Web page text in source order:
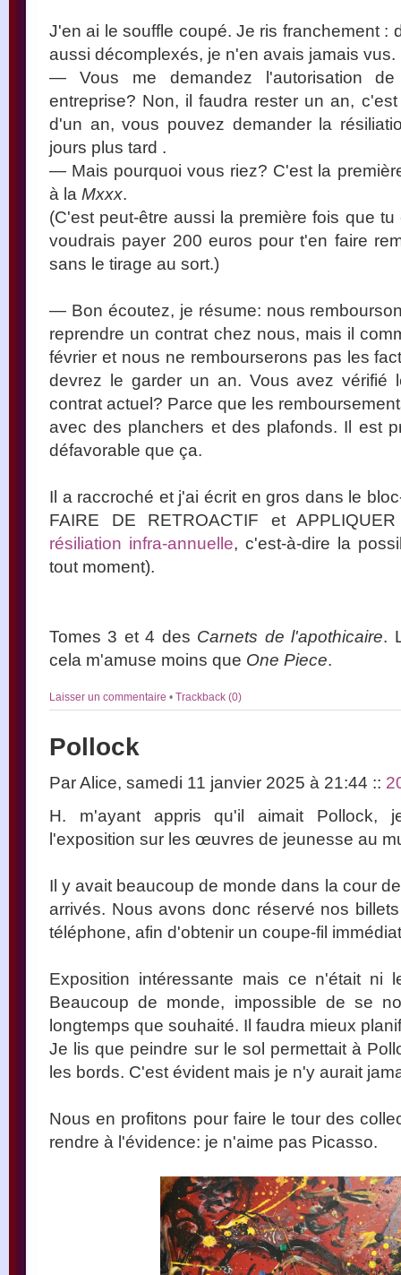
J'en ai le souffle coupé. Je ris franchement :
aussi décomplexés, je n'en avais jamais vus.
— Vous me demandez l'autorisation
entreprise? Non, il faudra rester un an,
d'un an, vous pouvez demander la
jours plus tard .
— Mais pourquoi vous riez? C'est la
à la Mxxx.
(C'est peut-être aussi la première fois que
voudrais payer 200 euros pour t'en faire
sans le tirage au sort.)
— Bon écoutez, je résume: nous
reprendre un contrat chez nous, mais il
février et nous ne rembourserons pas les
devrez le garder un an. Vous avez vérifié
contrat actuel? Parce que les
avec des planchers et des plafonds. Il est
défavorable que ça.
Il a raccroché et j'ai écrit en gros dans le
FAIRE DE RETROACTIF et
résiliation infra-annuelle, c'est-à-dire la
tout moment).
Tomes 3 et 4 des Carnets de l'apothicaire.
cela m'amuse moins que One Piece.
Laisser un commentaire • Trackback (0)
Pollock
Par Alice, samedi 11 janvier 2025 à 21:44 ::
H. m'ayant appris qu'il aimait Pollock,
l'exposition sur les œuvres de jeunesse au
Il y avait beaucoup de monde dans la cour
arrivés. Nous avons donc réservé nos
téléphone, afin d'obtenir un coupe-fil
Exposition intéressante mais ce n'était ni
Beaucoup de monde, impossible de se
longtemps que souhaité. Il faudra mieux
Je lis que peindre sur le sol permettait à
les bords. C'est évident mais je n'y aurait
Nous en profitons pour faire le tour des
rendre à l'évidence: je n'aime pas Picasso.